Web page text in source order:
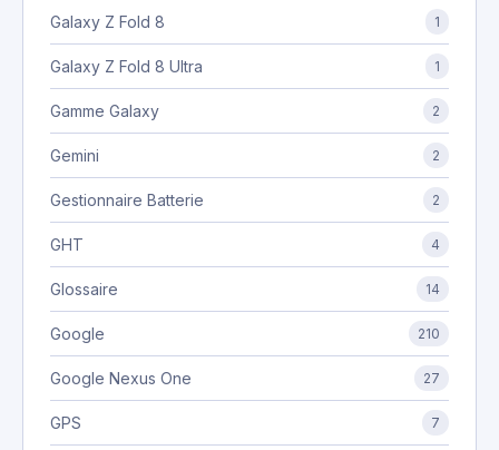
Galaxy Z Fold 8 1
Galaxy Z Fold 8 Ultra 1
Gamme Galaxy 2
Gemini 2
Gestionnaire Batterie 2
GHT 4
Glossaire 14
Google 210
Google Nexus One 27
GPS 7